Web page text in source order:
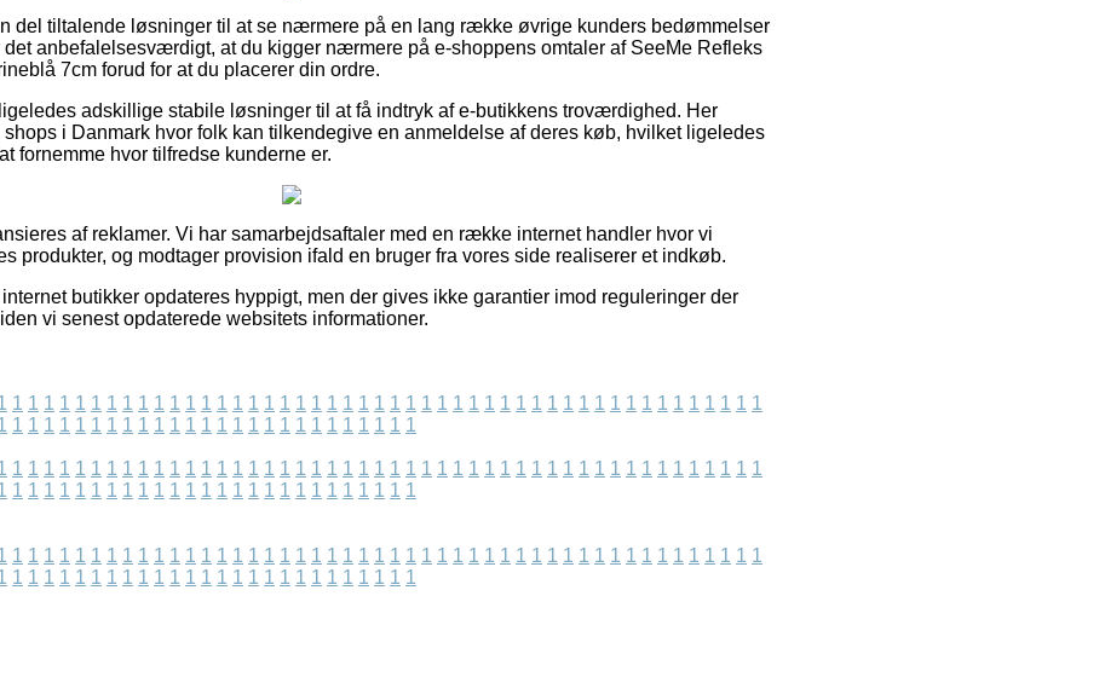
del tiltalende løsninger til at se nærmere på en lang række øvrige kunders bedømmelser
det anbefalelsesværdigt, at du kigger nærmere på e-shoppens omtaler af SeeMe Refleks
7cm forud for at du placerer din ordre.
adskillige stabile løsninger til at få indtryk af e-butikkens troværdighed. Her
i Danmark hvor folk kan tilkendegive en anmeldelse af deres køb, hvilket ligeledes
fornemme hvor tilfredse kunderne er.
af reklamer. Vi har samarbejdsaftaler med en række internet handler hvor vi
produkter, og modtager provision ifald en bruger fra vores side realiserer et indkøb.
butikker opdateres hyppigt, men der gives ikke garantier imod reguleringer der
vi senest opdaterede websitets informationer.
1 1 1 1 1 1 1 1 1 1 1 1 1 1 1 1 1 1 1 1 1 1 1 1 1 1 1 1 1 1 1 1 1 1 1 1 1 1 1 1 1 1 1 1 1 1 1 1
1 1 1 1 1 1 1 1 1 1 1 1 1 1 1 1 1 1 1 1 1 1 1 1 1 1
1 1 1 1 1 1 1 1 1 1 1 1 1 1 1 1 1 1 1 1 1 1 1 1 1 1 1 1 1 1 1 1 1 1 1 1 1 1 1 1 1 1 1 1 1 1 1 1
1 1 1 1 1 1 1 1 1 1 1 1 1 1 1 1 1 1 1 1 1 1 1 1 1 1
1 1 1 1 1 1 1 1 1 1 1 1 1 1 1 1 1 1 1 1 1 1 1 1 1 1 1 1 1 1 1 1 1 1 1 1 1 1 1 1 1 1 1 1 1 1 1 1
1 1 1 1 1 1 1 1 1 1 1 1 1 1 1 1 1 1 1 1 1 1 1 1 1 1